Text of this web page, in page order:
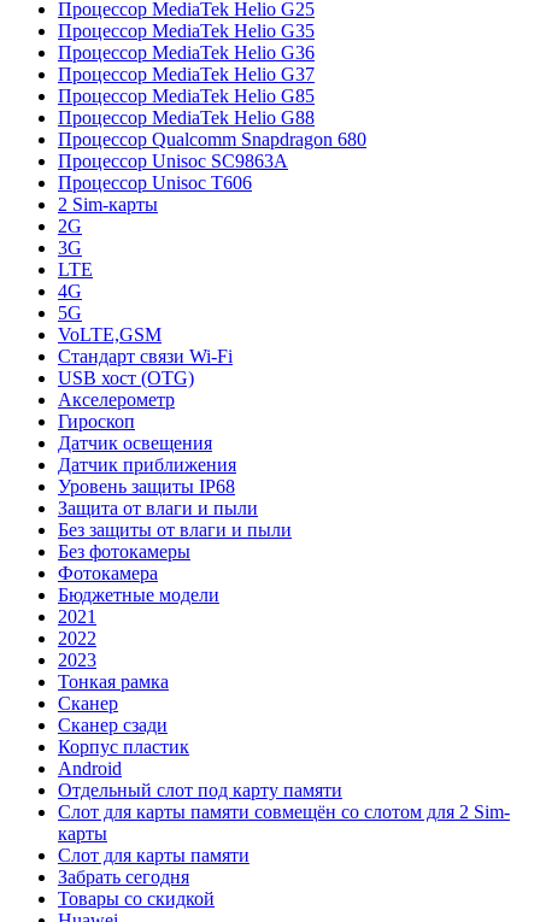
Процессор MediaTek Helio G25
Процессор MediaTek Helio G35
Процессор MediaTek Helio G36
Процессор MediaTek Helio G37
Процессор MediaTek Helio G85
Процессор MediaTek Helio G88
Процессор Qualcomm Snapdragon 680
Процессор Unisoc SC9863A
Процессор Unisoc T606
2 Sim-карты
2G
3G
LTE
4G
5G
VoLTE,GSM
Стандарт связи Wi-Fi
USB хост (OTG)
Акселерометр
Гироскоп
Датчик освещения
Датчик приближения
Уровень защиты IP68
Защита от влаги и пыли
Без защиты от влаги и пыли
Без фотокамеры
Фотокамера
Бюджетные модели
2021
2022
2023
Тонкая рамка
Сканер
Сканер сзади
Корпус пластик
Android
Отдельный слот под карту памяти
Слот для карты памяти совмещён со слотом для 2 Sim-
карты
Слот для карты памяти
Забрать сегодня
Товары со скидкой